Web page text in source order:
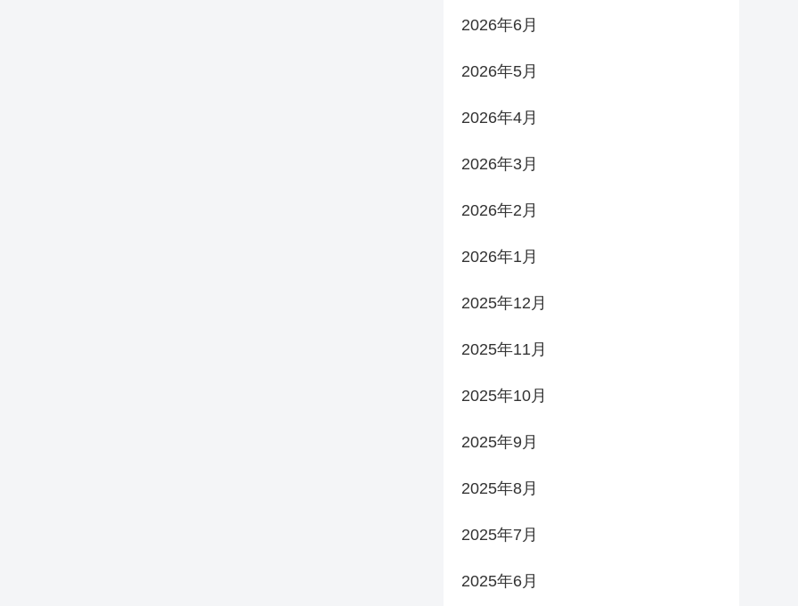
2026年6月
2026年5月
2026年4月
2026年3月
2026年2月
2026年1月
2025年12月
2025年11月
2025年10月
2025年9月
2025年8月
2025年7月
2025年6月